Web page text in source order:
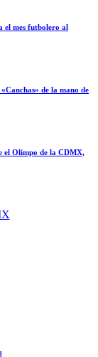
mes futbolero al
de la mano de
el Olimpo de la CDMX,